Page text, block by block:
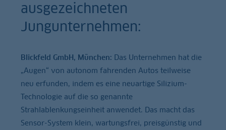
ausgezeichneten
Jungunternehmen:
Blickfeld GmbH, München: Das Unternehmen hat die
„Augen“ von autonom fahrenden Autos teilweise
neu erfunden, indem es eine neuartige Silizium-
Technologie auf die so genannte
Strahlablenkungseinheit anwendet. Das macht das
Sensor-System klein, wartungsfrei, preisgünstig und